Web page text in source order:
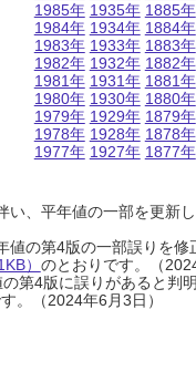
1985年
1984年
1983年
1982年
1981年
1980年
1979年
1978年
1977年
1935年
1934年
1933年
1932年
1931年
1930年
1929年
1928年
1927年
1885年
1884年
1883年
1882年
1881年
1880年
1879年
1878年
1877年
、平年値の一部を更新
の第4版の一部誤りを
） のとおりです。（
第4版に誤りがあると判
。（2024年6月3日）